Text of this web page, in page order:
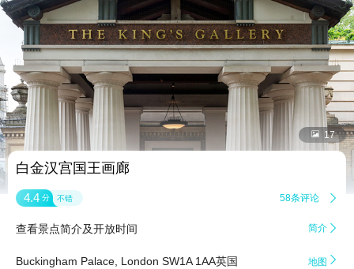
 17
白金汉宫国王画廊
4.4 分 不错 58条评论 
查看景点简介及开放时间 简介 
Buckingham Palace, London SW1A 1AA英国 地图 
